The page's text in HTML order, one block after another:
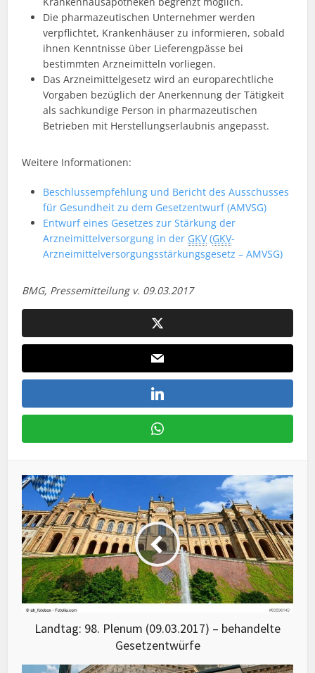
Die pharmazeutischen Unternehmer werden
verpflichtet, Krankenhäuser zu informieren, sobald
ihnen Kenntnisse über Lieferengpässe bei
bestimmten Arzneimitteln vorliegen.
Das Arzneimittelgesetz wird an europarechtliche
Vorgaben bezüglich der Anerkennung der Tätigkeit
als sachkundige Person in pharmazeutischen
Betrieben mit Herstellungserlaubnis angepasst.
Weitere Informationen:
Beschlussempfehlung und Bericht des Ausschusses
für Gesundheit zu dem Gesetzentwurf (AMVSG)
Entwurf eines Gesetzes zur Stärkung der
Arzneimittelversorgung in der GKV(GKV-
Arzneimittelversorgungsstärkungsgesetz – AMVSG)
BMG, Pressemitteilung v. 09.03.2017
Landtag: 98. Plenum (09.03.2017) – behandelte
Gesetzentwürfe